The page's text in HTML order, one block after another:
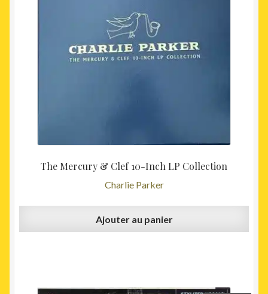
The Mercury & Clef 10-Inch LP Collection
Charlie Parker
Ajouter au panier